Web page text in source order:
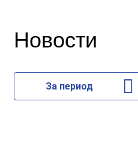
Новости
За период